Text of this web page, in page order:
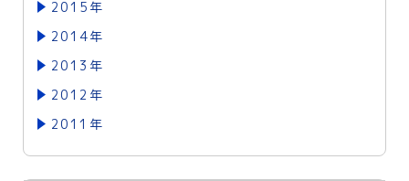
2015年
2014年
2013年
2012年
2011年